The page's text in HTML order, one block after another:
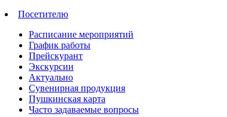
Посетителю
Расписание мероприятий
График работы
Прейскурант
Экскурсии
Актуально
Сувенирная продукция
Пушкинская карта
Часто задаваемые вопросы